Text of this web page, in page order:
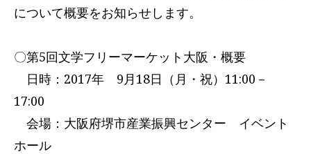
について概要をお知らせします。
〇第5回文学フリーマーケット大阪・概要
日時：2017年 9月18日（月・祝）11:00－
17:00
会場：大阪府堺市産業振興センター イベント
ホール